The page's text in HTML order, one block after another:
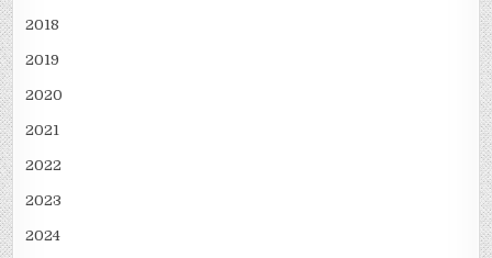
2018
2019
2020
2021
2022
2023
2024